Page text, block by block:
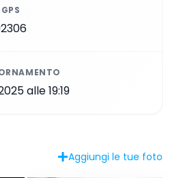
alle 19:19
Aggiungi le tue foto